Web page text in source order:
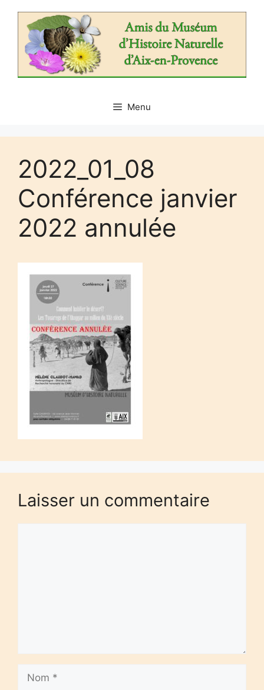
contenu
Menu
2022_01_08
Conférence janvier
2022 annulée
Laisser un commentaire